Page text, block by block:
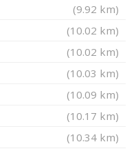
(9.92 km)
(10.02 km)
(10.02 km)
(10.03 km)
(10.09 km)
(10.17 km)
(10.34 km)